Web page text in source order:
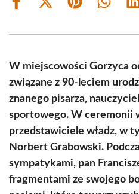
Share
Share
(Twitter)
Share Share
W miejscowości Gorzyca
związane z 90-leciem
znanego pisarza,
sportowego. W ceremonii
przedstawiciele władz, w
Norbert Grabowski.
sympatykami, pan
fragmentami ze swojego